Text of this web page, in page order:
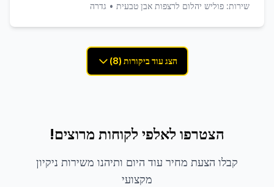
שירות: פוליש יהלום לרצפות אבן טבעית • גדרה
הצג עוד ביקורות (8)
הצטרפו לאלפי לקוחות מרוצים!
קבלו הצעת מחיר עוד היום ותיהנו משירות ניקיון
מקצועי